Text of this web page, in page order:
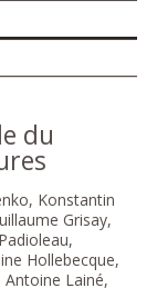
du
Konstantin
Grisay,
Hollebecque,
Antoine Lainé,